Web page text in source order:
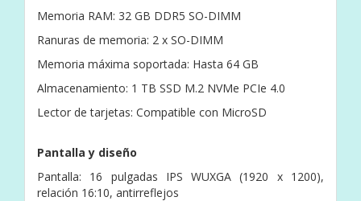
Memoria RAM: 32 GB DDR5 SO-DIMM
Ranuras de memoria: 2 x SO-DIMM
Memoria máxima soportada: Hasta 64 GB
Almacenamiento: 1 TB SSD M.2 NVMe PCIe 4.0
Lector de tarjetas: Compatible con MicroSD
Pantalla y diseño
Pantalla: 16 pulgadas IPS WUXGA (1920 x 1200),
relación 16:10, antirreflejos